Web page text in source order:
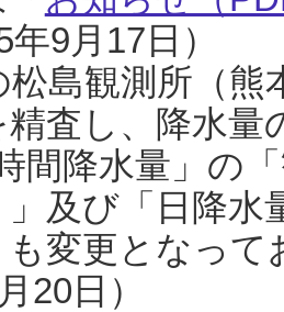
9月17日）
島観測所（熊
査し、降水
間降水量」の
」及び「日降
変更となっ
20日）